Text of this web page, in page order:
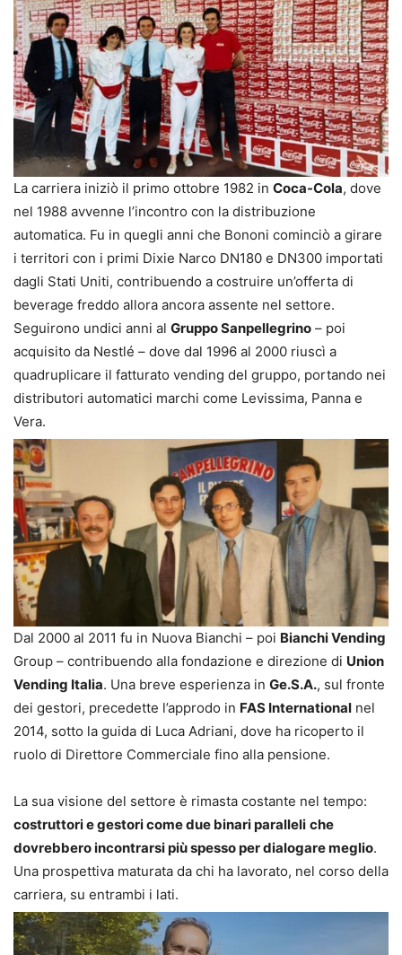
La carriera iniziò il primo ottobre 1982 in Coca-Cola, dove
nel 1988 avvenne l’incontro con la distribuzione
automatica. Fu in quegli anni che Bononi cominciò a girare
i territori con i primi Dixie Narco DN180 e DN300 importati
dagli Stati Uniti, contribuendo a costruire un’offerta di
beverage freddo allora ancora assente nel settore.
Seguirono undici anni al Gruppo Sanpellegrino – poi
acquisito da Nestlé – dove dal 1996 al 2000 riuscì a
quadruplicare il fatturato vending del gruppo, portando nei
distributori automatici marchi come Levissima, Panna e
Vera.
Dal 2000 al 2011 fu in Nuova Bianchi – poi Bianchi Vending
Group – contribuendo alla fondazione e direzione di Union
Vending Italia. Una breve esperienza in Ge.S.A., sul fronte
dei gestori, precedette l’approdo in FAS International nel
2014, sotto la guida di Luca Adriani, dove ha ricoperto il
ruolo di Direttore Commerciale fino alla pensione.
La sua visione del settore è rimasta costante nel tempo:
costruttori e gestori come due binari paralleli che
dovrebbero incontrarsi più spesso per dialogare meglio.
Una prospettiva maturata da chi ha lavorato, nel corso della
carriera, su entrambi i lati.